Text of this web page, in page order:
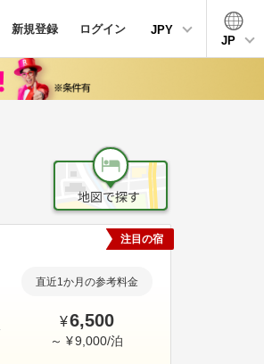
新規登録 ログイン
JPY
JP
直近1か月の参考料金
¥6,500
～ ¥9,000/泊
注目の宿